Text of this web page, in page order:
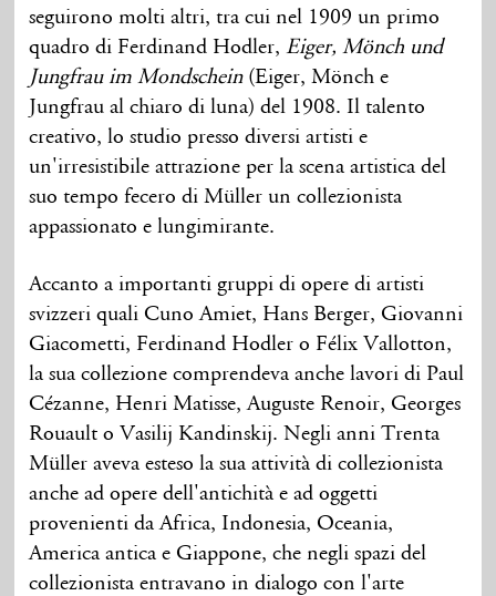
seguirono molti altri, tra cui nel 1909 un primo
quadro di Ferdinand Hodler,Eiger, Mönch und
Jungfrau im Mondschein(Eiger, Mönch e
Jungfrau al chiaro di luna) del 1908. Il talento
creativo, lo studio presso diversi artisti e
un'irresistibile attrazione per la scena artistica del
suo tempo fecero di Müller un collezionista
appassionato e lungimirante.
Accanto a importanti gruppi di opere di artisti
svizzeri quali Cuno Amiet, Hans Berger, Giovanni
Giacometti, Ferdinand Hodler o Félix Vallotton,
la sua collezione comprendeva anche lavori di Paul
Cézanne, Henri Matisse, Auguste Renoir, Georges
Rouault o Vasilij Kandinskij. Negli anni Trenta
Müller aveva esteso la sua attività di collezionista
anche ad opere dell'antichità e ad oggetti
provenienti da Africa, Indonesia, Oceania,
America antica e Giappone, che negli spazi del
collezionista entravano in dialogo con l'arte